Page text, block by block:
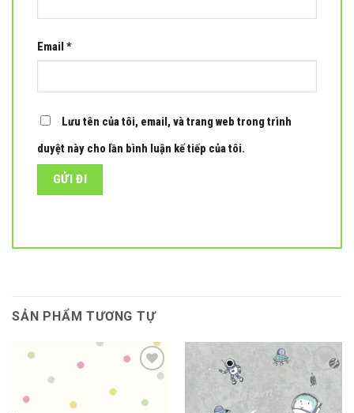
Email *
Lưu tên của tôi, email, và trang web trong trình
duyệt này cho lần bình luận kế tiếp của tôi.
SẢN PHẨM TƯƠNG TỰ
Add to
Add to
wishlist